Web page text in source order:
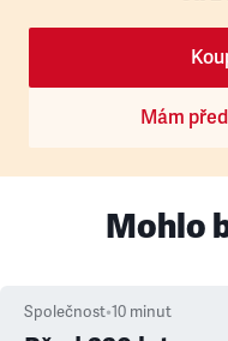
Mám
Mohlo
Společnost•10 minut